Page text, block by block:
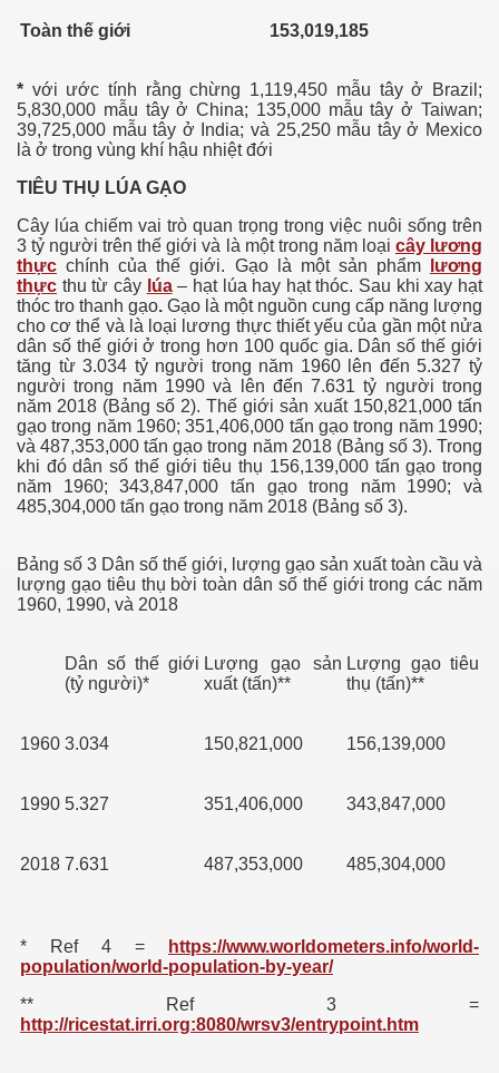
Toàn thế giới 153,019,185
* với ước tính rằng chừng 1,119,450 mẫu tây ở Brazil;
5,830,000 mẫu tây ở China; 135,000 mẫu tây ở Taiwan;
39,725,000 mẫu tây ở India; và 25,250 mẫu tây ở Mexico
là ở trong vùng khí hậu nhiệt đới
TIÊU THỤ LÚA GẠO
Cây lúa chiếm vai trò quan trọng trong việc nuôi sống trên
3 tỷ người trên thế giới và là một trong năm loại cây lương
thực chính của thế giới. Gạo là một sản phẩm
lương
thực thu từ cây lúa– hạt lúa hay hạt thóc. Sau khi xay hạt
thóc tro thanh gạo. Gạo là một nguồn cung cấp năng lượng
cho cơ thể và là loại lương thực thiết yếu của gần một nửa
dân số thế giới ở trong hơn 100 quốc gia. Dân số thế giới
tăng từ 3.034 tỷ người trong năm 1960 lên đến 5.327 tỷ
người trong năm 1990 và lên đến 7.631 tỷ người trong
năm 2018 (Bảng số 2). Thế giới sản xuất 150,821,000 tấn
gạo trong năm 1960; 351,406,000 tấn gạo trong năm 1990;
và 487,353,000 tấn gạo trong năm 2018 (Bảng số 3). Trong
khi đó dân số thế giới tiêu thụ 156,139,000 tấn gạo trong
năm 1960; 343,847,000 tấn gạo trong năm 1990; và
485,304,000 tấn gạo trong năm 2018 (Bảng số 3).
Bảng số 3 Dân số thế giới, lượng gạo sản xuất toàn cầu và
lượng gạo tiêu thụ bời toàn dân số thế giới trong các năm
1960, 1990, và 2018
Dân số thế giới
(tỷ người)*
Lượng gạo sản
xuất (tấn)**
Lượng gạo tiêu
thụ (tấn)**
1960 3.034 150,821,000 156,139,000
1990 5.327 351,406,000 343,847,000
2018 7.631 487,353,000 485,304,000
* Ref 4 =
https://www.worldometers.info/world-
population/world-population-by-year/
** Ref 3 =
http://ricestat.irri.org:8080/wrsv3/entrypoint.htm
Cửu Long
Kỳ